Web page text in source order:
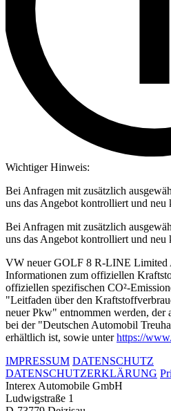
Wichtiger Hinweis:
Bei Anfragen mit zusätzlich
uns das Angebot kontrolliert und neu
Bei Anfragen mit zusätzlich
uns das Angebot kontrolliert und neu
VW neuer GOLF 8 R-LINE Limited
Informationen zum offiziellen
offiziellen spezifischen CO²-
"Leitfaden über den
neuer Pkw" entnommen werden, der
bei der "Deutschen Automobil
erhältlich ist, sowie unterhttps://
IMPRESSUM DATENSCHUTZ
DATENSCHUTZERKLÄRUNG
Interex Automobile GmbH
Ludwigstraße 1